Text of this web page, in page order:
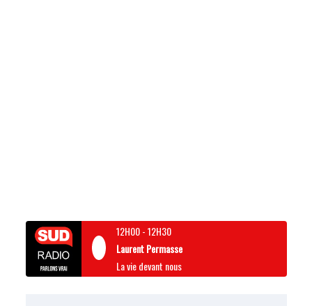
12H00-12H30
Laurent Permasse
La vie devant nous